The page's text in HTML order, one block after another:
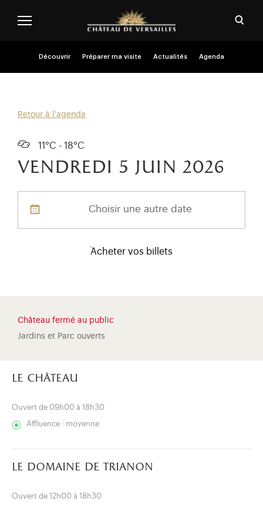
onglet)
nouvel onglet)
fenêtre modale)
de l'application (ouverture dans un nouvel onglet)
Découvrir Préparer ma visite Actualités Agenda
Retour à l'agenda
11°C - 18°C
vendredi 5 juin 2026
Choisir une autre date
Acheter vos billets
Château fermé au public
Jardins et Parc ouverts
le château
Ouvert de 09h00 à 18h30
Affluence : moyenne
le domaine de trianon
Ouvert de 12h00 à 18h30